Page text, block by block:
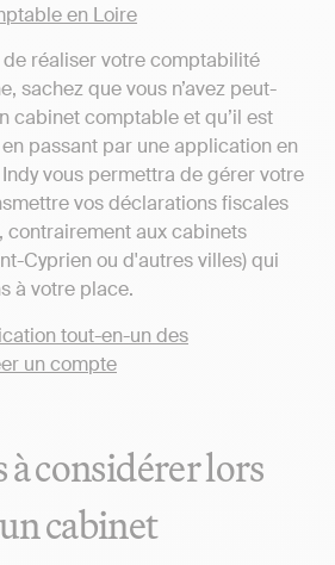
en Loire
réaliser votre comptabilité
sachez que vous n’avez peut-
cabinet comptable et qu’il est
passant par une application en
vous permettra de gérer votre
vos déclarations fiscales
contrairement aux cabinets
Cyprien ou d'autres villes) qui
à votre place.
à considérer lors
cabinet